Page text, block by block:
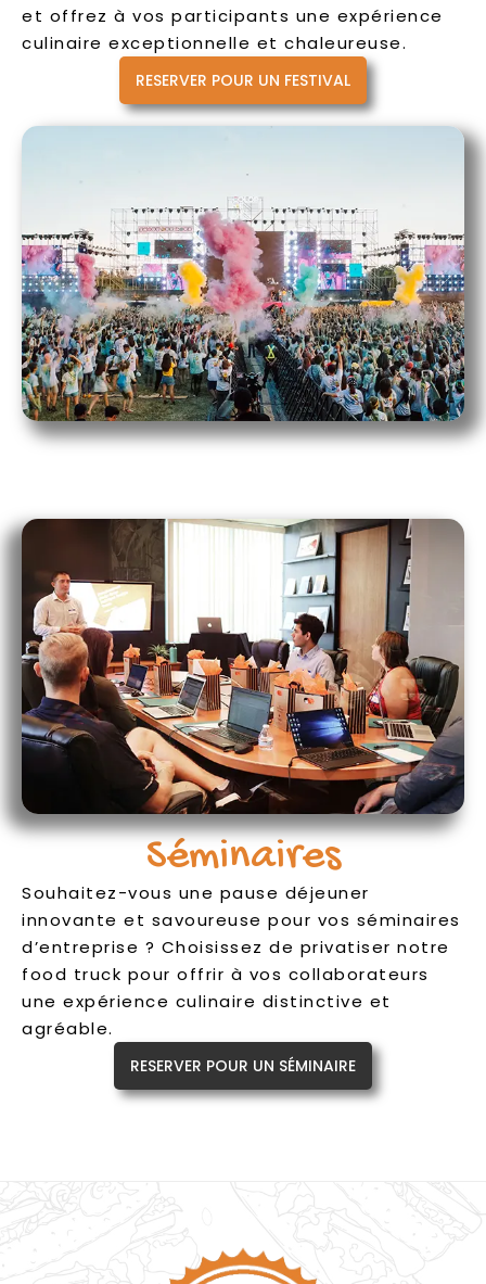
et offrez à vos participants une expérience
culinaire exceptionnelle et chaleureuse.
RESERVER POUR UN FESTIVAL
Séminaires
Souhaitez-vous une pause déjeuner
innovante et savoureuse pour vos séminaires
d’entreprise ? Choisissez de privatiser notre
food truck pour offrir à vos collaborateurs
une expérience culinaire distinctive et
agréable.
RESERVER POUR UN SÉMINAIRE